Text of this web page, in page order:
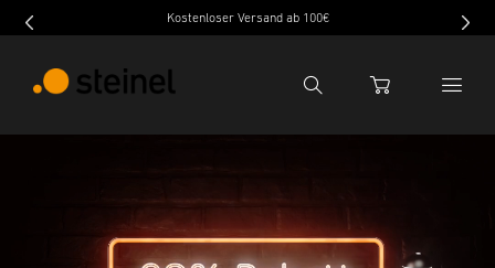
Kostenloser Versand ab 100€
Suche WARENKORB